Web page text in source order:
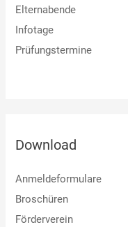
Elternabende
Infotage
Prüfungstermine
Download
Anmeldeformulare
Broschüren
Förderverein